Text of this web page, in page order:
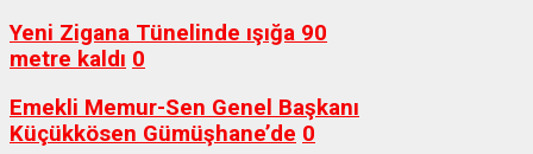
Yeni Zigana Tünelinde ışığa 90
metre kaldı 0
Emekli Memur-Sen Genel Başkanı
Küçükkösen Gümüşhane’de 0